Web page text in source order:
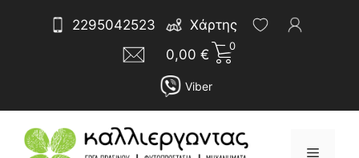
2295042523
Χάρτης
0,00 €
0
Viber
Μενού